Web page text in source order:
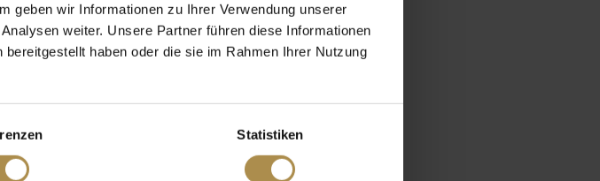
geben wir Informationen zu Ihrer Verwendung unserer
weiter. Unsere Partner führen diese Informationen
haben oder die sie im Rahmen Ihrer Nutzung
Statistiken